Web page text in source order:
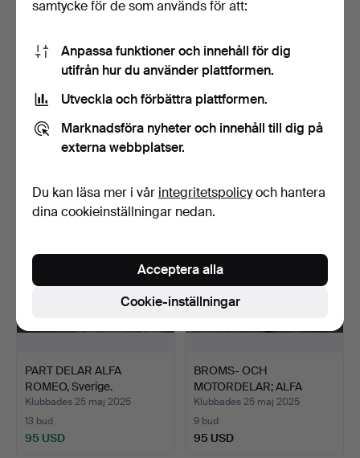
ALFA ROMEO,
Klubbades 25 maj 2025
ALFA ROMEO JACKA,
Italie…
Klubbades 25 maj 2025
PART DELAR ALFA
ROMEO, Sverige.
Klubbades 25 maj 2025
13 bud
95 USD
BROMS- OCH
MOTORDELAR; ALFA
ROMEO 2600, 19…
Klubbades 25 maj 2025
9 bud
95 USD
samtycke för de som används för att:
Anpassa funktioner och innehåll för dig
utifrån hur du använder plattformen.
Utveckla och förbättra plattformen.
Marknadsföra nyheter och innehåll till dig på
externa webbplatser.
Du kan läsa mer i vår integritetspolicyoch hantera
dina cookieinställningar nedan.
Cookie-inställningar
Acceptera alla